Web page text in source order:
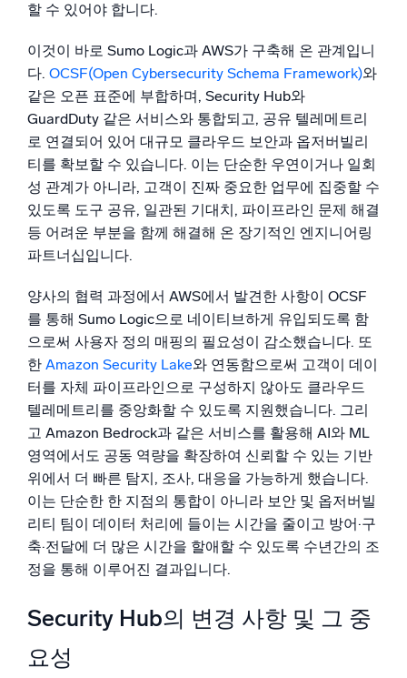
모니터링 및 문제 해결
포괄적인 가시성으로 탐지 및 해결
강력한 통합
신뢰할 수 있고 인증된
할 수 있어야 합니다.
이것이 바로 Sumo Logic과 AWS가 구축해 온 관계입니
다. OCSF(Open Cybersecurity Schema Framework)와
같은 오픈 표준에 부합하며, Security Hub와
GuardDuty 같은 서비스와 통합되고, 공유 텔레메트리
로 연결되어 있어 대규모 클라우드 보안과 옵저버빌리
티를 확보할 수 있습니다. 이는 단순한 우연이거나 일회
성 관계가 아니라, 고객이 진짜 중요한 업무에 집중할 수
있도록 도구 공유, 일관된 기대치, 파이프라인 문제 해결
등 어려운 부분을 함께 해결해 온 장기적인 엔지니어링
파트너십입니다.
양사의 협력 과정에서 AWS에서 발견한 사항이 OCSF
를 통해 Sumo Logic으로 네이티브하게 유입되도록 함
으로써 사용자 정의 매핑의 필요성이 감소했습니다. 또
한 Amazon Security Lake와 연동함으로써 고객이 데이
터를 자체 파이프라인으로 구성하지 않아도 클라우드
텔레메트리를 중앙화할 수 있도록 지원했습니다. 그리
고 Amazon Bedrock과 같은 서비스를 활용해 AI와 ML
영역에서도 공동 역량을 확장하여 신뢰할 수 있는 기반
위에서 더 빠른 탐지, 조사, 대응을 가능하게 했습니다.
이는 단순한 한 지점의 통합이 아니라 보안 및 옵저버빌
리티 팀이 데이터 처리에 들이는 시간을 줄이고 방어·구
축·전달에 더 많은 시간을 할애할 수 있도록 수년간의 조
정을 통해 이루어진 결과입니다.
Security Hub의 변경 사항 및 그 중
요성